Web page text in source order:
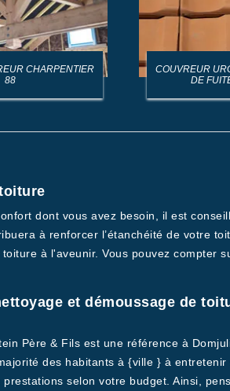
CHARPENTIER
88
COUVREUR
DE
dont vous avez besoin, il est
à renforcer l’étanchéité de votre
à l'aveunir. Vous pouvez compter
et démoussage de
Père & Fils est une référence à
des habitants à {ville } à
selon votre budget. Ainsi,